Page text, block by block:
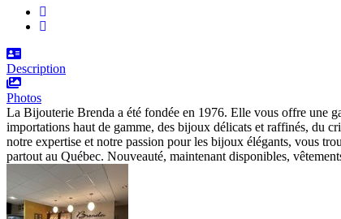
Description
Photos
La Bijouterie Brenda a été fondée en 1976. Elle vous offre une
importations haut de gamme, des bijoux délicats et raffinés, du
notre expertise et notre passion pour les bijoux élégants, vous
partout au Québec. Nouveauté, maintenant disponibles,